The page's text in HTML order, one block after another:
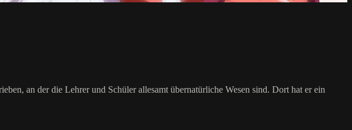
an der die Lehrer und Schüler allesamt übernatürliche Wesen sind. Dort hat er ein